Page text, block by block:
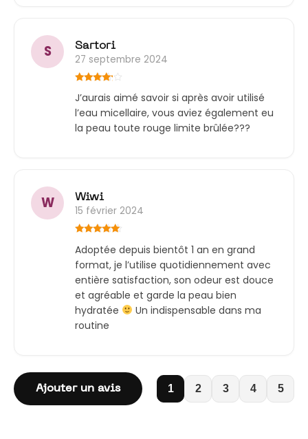
S
sur 5
Sartori
27 septembre 2024
J’aurais aimé savoir si après avoir utilisé
l’eau micellaire, vous aviez également eu
la peau toute rouge limite brûlée???
W
5
Wiwi
15 février 2024
Adoptée depuis bientôt 1 an en grand
format, je l’utilise quotidiennement avec
entière satisfaction, son odeur est douce
et agréable et garde la peau bien
hydratée
Un indispensable dans ma
routine
Ajouter un avis 1 2 3 4 5